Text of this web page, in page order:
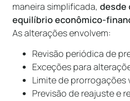
maneira simplificada, desde
equilíbrio econômico-
As alterações envolvem:
Revisão periódica de
Exceções para
Limite de prorrogações
Previsão de reajuste e